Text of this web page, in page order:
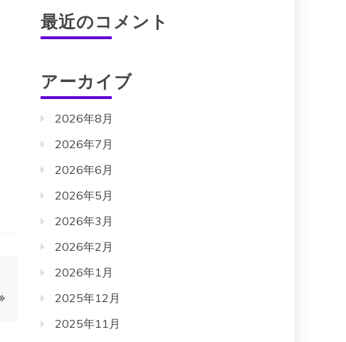
最近のコメント
アーカイブ
2026年8月
2026年7月
2026年6月
2026年5月
2026年3月
2026年2月
2026年1月
2025年12月
2025年11月